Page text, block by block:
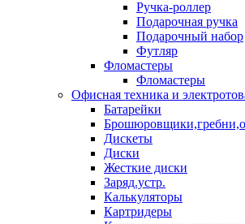
Ручка-роллер
Подарочная ручка
Подарочный набор
Футляр
Фломастеры
Фломастеры
Офисная техника и
Батарейки
Дискеты
Диски
Жесткие диски
Заряд.устр.
Калькуляторы
Картридеры